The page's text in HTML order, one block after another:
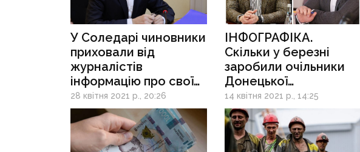
У Соледарі чиновники
приховали від
журналістів
інформацію про свої
зарплати
28 квітня 2021 р., 20:26
ІНФОГРАФІКА.
Скільки у березні
заробили очільники
Донецької
та Луганської ОДА
14 квітня 2021 р., 14:25